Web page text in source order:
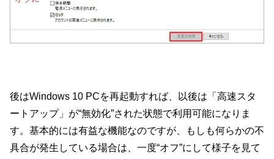
後はWindows 10 PCを再起動すれば、以後は「高速スタ
ートアップ」が“無効化”された状態で利用可能になりま
す。基本的には有益な機能なのですが、もしも何らかの不
具合が発生している場合は、一度“オフ”にして様子を見て